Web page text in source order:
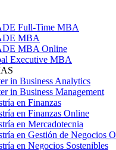
Full-Time MBA
MBA
MBA Online
Executive MBA
in Business Analytics
in Business Management
en Finanzas
en Finanzas Online
en Mercadotecnia
en Gestión de Negocios
en Negocios Sostenibles